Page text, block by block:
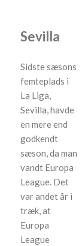
Sevilla
Sidste sæsons
femteplads i
La Liga,
Sevilla, havde
en mere end
godkendt
sæson, da man
vandt Europa
League. Det
var andet år i
træk, at
Europa
League